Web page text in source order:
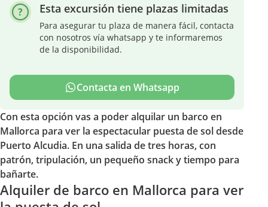
Esta excursión tiene plazas limitadas
Para asegurar tu plaza de manera fácil, contacta
con nosotros vía whatsapp y te informaremos
de la disponibilidad.
Contacta en Whatsapp
Con esta opción vas a poder alquilar un barco en
Mallorca para ver la espectacular puesta de sol desde
Puerto Alcudia. En una salida de tres horas, con
patrón, tripulación, un pequeño snack y tiempo para
bañarte.
Alquiler de barco en Mallorca para ver